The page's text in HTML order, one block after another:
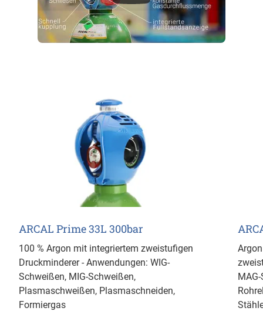
ARCAL Prime 33L 300bar
100 % Argon mit integriertem zweistufigen
Druckminderer - Anwendungen: WIG-
Schweißen, MIG-Schweißen,
Plasmaschweißen, Plasmaschneiden,
Formiergas